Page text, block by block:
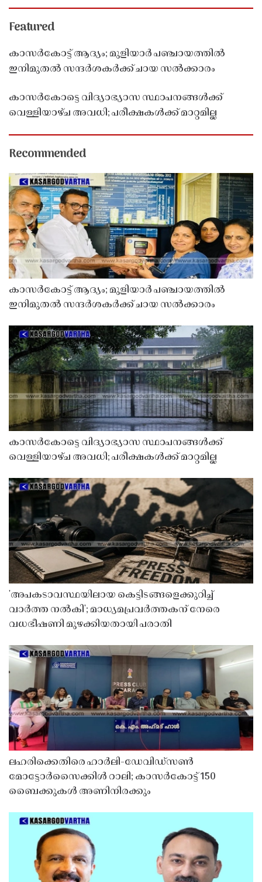
Featured
കാസർകോട്ട് ആദ്യം; മുളിയാർ പഞ്ചായത്തിൽ
ഇനിമുതൽ സന്ദർശകർക്ക് ചായ സൽക്കാരം
കാസർകോട്ടെ വിദ്യാഭ്യാസ സ്ഥാപനങ്ങൾക്ക്
വെള്ളിയാഴ്ച അവധി; പരീക്ഷകൾക്ക് മാറ്റമില്ല
Recommended
കാസർകോട്ട് ആദ്യം; മുളിയാർ പഞ്ചായത്തിൽ
ഇനിമുതൽ സന്ദർശകർക്ക് ചായ സൽക്കാരം
കാസർകോട്ടെ വിദ്യാഭ്യാസ സ്ഥാപനങ്ങൾക്ക്
വെള്ളിയാഴ്ച അവധി; പരീക്ഷകൾക്ക് മാറ്റമില്ല
'അപകടാവസ്ഥയിലായ കെട്ടിടങ്ങളെക്കുറിച്ച്
വാർത്ത നൽകി'; മാധ്യമപ്രവർത്തകന് നേരെ
വധഭീഷണി മുഴക്കിയതായി പരാതി
ലഹരിക്കെതിരെ ഹാർലി-ഡേവിഡ്‌സൺ
മോട്ടോർസൈക്കിൾ റാലി; കാസർകോട്ട് 150
ബൈക്കുകൾ അണിനിരക്കും